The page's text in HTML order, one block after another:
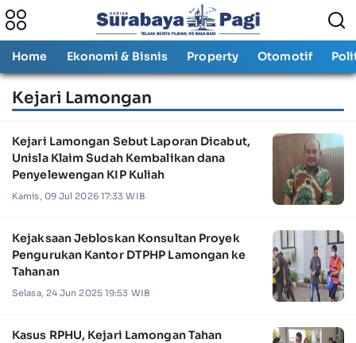
Home Ekonomi & Bisnis Property Otomotif
Kejari Lamongan
Kejari Lamongan Sebut Laporan Dicabut,
Unisla Klaim Sudah Kembalikan dana
Penyelewengan KIP Kuliah
Kamis, 09 Jul 2026 17:33 WIB
Kejaksaan Jebloskan Konsultan Proyek
Pengurukan Kantor DTPHP Lamongan ke
Tahanan
Selasa, 24 Jun 2025 19:53 WIB
Kasus RPHU, Kejari Lamongan Tahan